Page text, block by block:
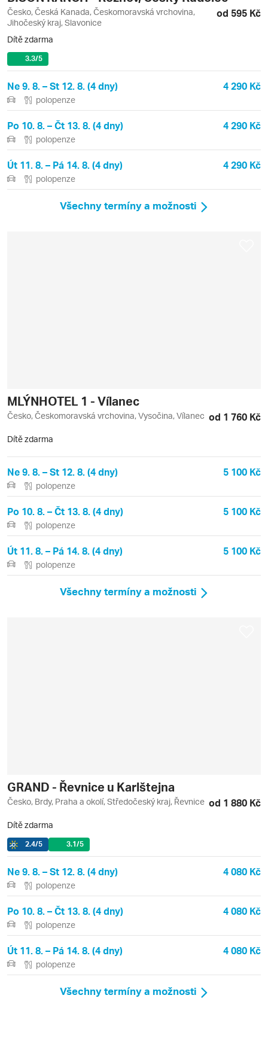
Česko, Česká Kanada, Českomoravská vrchovina,
Jihočeský kraj, Slavonice
od 595 Kč
Dítě zdarma
3.3/5
Ne 9. 8. – St 12. 8. (4 dny) 4 290 Kč
polopenze
Po 10. 8. – Čt 13. 8. (4 dny) 4 290 Kč
polopenze
Út 11. 8. – Pá 14. 8. (4 dny) 4 290 Kč
polopenze
Všechny termíny a možnosti
MLÝNHOTEL 1 - Vílanec
Česko, Českomoravská vrchovina, Vysočina, Vílanec od 1 760 Kč
Dítě zdarma
Ne 9. 8. – St 12. 8. (4 dny) 5 100 Kč
polopenze
Po 10. 8. – Čt 13. 8. (4 dny) 5 100 Kč
polopenze
Út 11. 8. – Pá 14. 8. (4 dny) 5 100 Kč
polopenze
Všechny termíny a možnosti
GRAND - Řevnice u Karlštejna
Česko, Brdy, Praha a okolí, Středočeský kraj, Řevnice od 1 880 Kč
Dítě zdarma
2.4/5 3.1/5
Ne 9. 8. – St 12. 8. (4 dny) 4 080 Kč
polopenze
Po 10. 8. – Čt 13. 8. (4 dny) 4 080 Kč
polopenze
Út 11. 8. – Pá 14. 8. (4 dny) 4 080 Kč
polopenze
Všechny termíny a možnosti